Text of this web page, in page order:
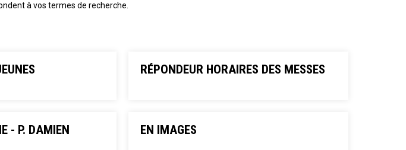
à vos termes de recherche.
RÉPONDEUR HORAIRES DES MESSES
- P. DAMIEN
EN IMAGES